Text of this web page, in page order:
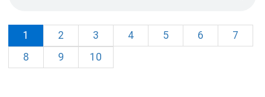
1 2 3 4 5 6
7
8
9 10